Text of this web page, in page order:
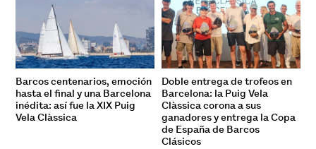
Barcos centenarios, emoción
hasta el final y una Barcelona
inédita: así fue la XIX Puig
Vela Clàssica
Doble entrega de trofeos en
Barcelona: la Puig Vela
Clàssica corona a sus
ganadores y entrega la Copa
de España de Barcos
Clásicos